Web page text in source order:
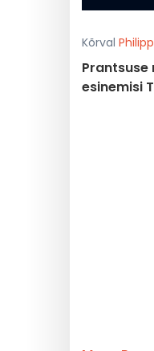
Kõrval
esinemisi